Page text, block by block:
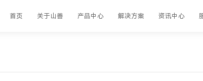
首页 关于山善 产品中心 解决方案 资讯中心